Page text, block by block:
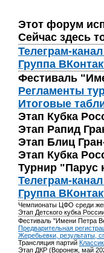
Этот форум
Сейчас здесь
Телеграм-
Группа
Фестиваль
Регламенты
Итоговые
Этап Кубка
Этап Рапид
Этап Блиц
Этап Кубка
Турнир "Парус
Телеграм-
Группа
Чемпионаты ЦФО среди
Этап Детского кубка
Фестиваль "Имени Петра
Предварительная
Жеребьевки, результаты,
Трансляция партий
Этап ДКР (Воронеж, май